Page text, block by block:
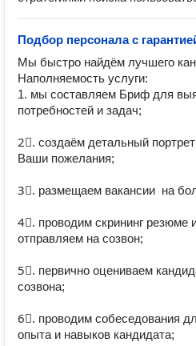
Подбор персонала с
Мы быстро найдём лучшего
Наполняемость услуги:
1. мы составляем Бриф для
потребностей и задач;
2⃣. создаём детальный
Ваши пожелания;
3⃣. размещаем вакансии  на
4⃣. проводим скрининг
отправляем на созвон;
5⃣. первично оцениваем
созвона;
6⃣. проводим собеседования
опыта и навыков кандидата;